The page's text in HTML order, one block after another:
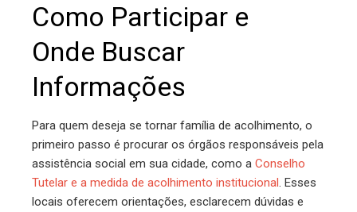
Como Participar e
Onde Buscar
Informações
Para quem deseja se tornar família de acolhimento, o
primeiro passo é procurar os órgãos responsáveis pela
assistência social em sua cidade, como a Conselho
Tutelar e a medida de acolhimento institucional. Esses
locais oferecem orientações, esclarecem dúvidas e